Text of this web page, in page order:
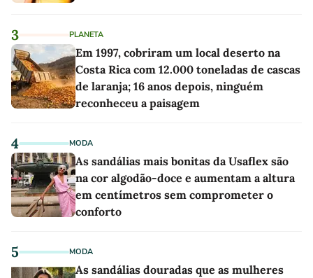
3 PLANETA
Em 1997, cobriram um local deserto na
Costa Rica com 12.000 toneladas de cascas
de laranja; 16 anos depois, ninguém
reconheceu a paisagem
4 MODA
As sandálias mais bonitas da Usaflex são
na cor algodão-doce e aumentam a altura
em centímetros sem comprometer o
conforto
5 MODA
As sandálias douradas que as mulheres